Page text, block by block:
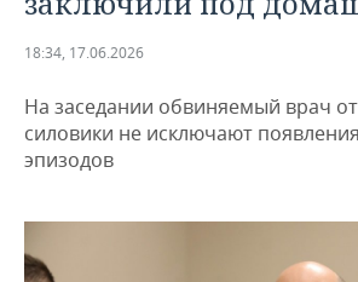
ТАТАРСТАН
АНАЛИТИКА
ДЕКЛАРАЦИИ О ДОХОДАХ
НОВОСТИ ЭКОНОМИКИ
ПРОМЫШЛЕННОСТЬ
АГРОПРОМ
18:34, 17.06.2026
На заседании обвиняемый врач
силовики не исключают
эпизодов